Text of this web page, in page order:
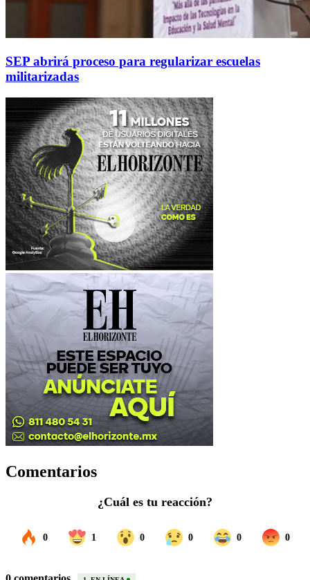
SEP abrirá proceso para regularizar escuelas
militarizadas
Comentarios